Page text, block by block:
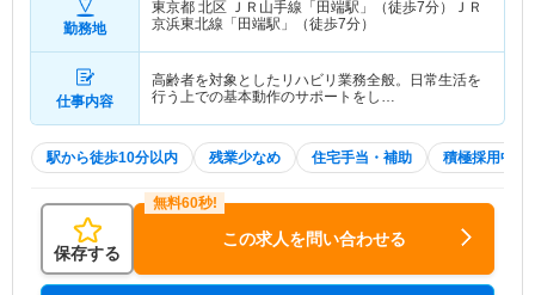
勤務地
東京都 北区
ＪＲ山手線「田端駅」（徒歩7分）ＪＲ
京浜東北線「田端駅」（徒歩7分）
仕事内容
高齢者を対象としたリハビリ業務全般。日常生活を
行う上での基本動作のサポートをし…
駅から徒歩10分以内 残業少なめ 住宅手当・補助 積極採用中
保存する
この求人を問い合わせる